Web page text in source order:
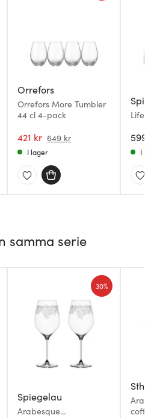
Orrefors
Orrefors More Tumbler
44 cl 4-pack
421 kr 649 kr
I lager
599
I
samma serie
Spiegelau
Arabesque
30%
Sthål
coffee